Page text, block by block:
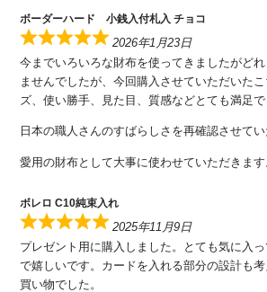
ボーダーハード 小銭入付札入 チョコ
2026年1月23日
今までいろいろな財布を使ってきましたがど
ませんでしたが、今回購入させていただいた
ズ、使い勝手、見た目、質感などとても満足で
日本の職人さんのすばらしさを再確認させてい
愛用の財布として大事に使わせていただきます
ボレロ C10純束入れ
2025年11月9日
プレゼント用に購入しました。とても気に入
で嬉しいです。カードを入れる部分の設計も
買い物でした。